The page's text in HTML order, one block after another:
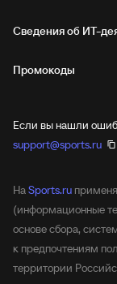
Сведения об
Промокоды
Если вы нашли
support@sports.ru
НаSports.ru
(информационные
основе сбора,
к предпочтениям
территории